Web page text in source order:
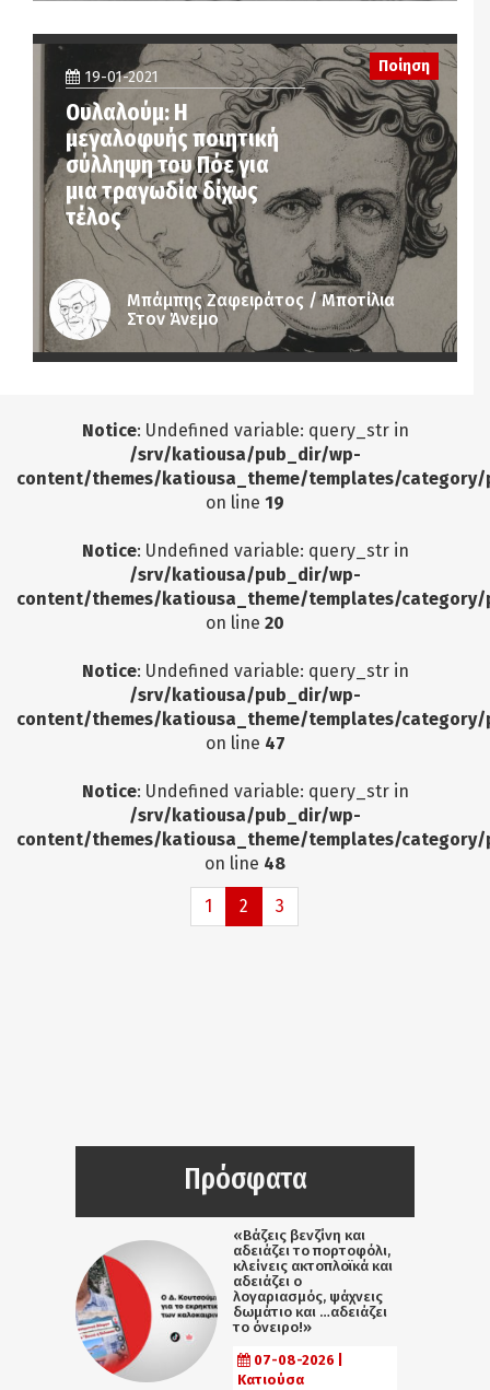
19-01-2021
Ουλαλούμ: Η
μεγαλοφυής ποιητική
σύλληψη του Πόε για
μια τραγωδία δίχως
τέλος
Ποίηση
Μπάμπης Ζαφειράτος / Μποτίλια
Στον Άνεμο
Notice: Undefined variable: query_str in
/srv/katiousa/pub_dir/wp-
content/themes/katiousa_theme/templates/
on line 19
Notice: Undefined variable: query_str in
/srv/katiousa/pub_dir/wp-
content/themes/katiousa_theme/templates/
on line 20
Notice: Undefined variable: query_str in
/srv/katiousa/pub_dir/wp-
content/themes/katiousa_theme/templates/
on line 47
Notice: Undefined variable: query_str in
/srv/katiousa/pub_dir/wp-
content/themes/katiousa_theme/templates/
on line 48
1 2 3
Πρόσφατα
«Βάζεις βενζίνη και
αδειάζει το πορτοφόλι,
κλείνεις ακτοπλοϊκά και
αδειάζει ο
λογαριασμός, ψάχνεις
δωμάτιο και …αδειάζει
το όνειρο!»
07-08-2026 |
Κατιούσα